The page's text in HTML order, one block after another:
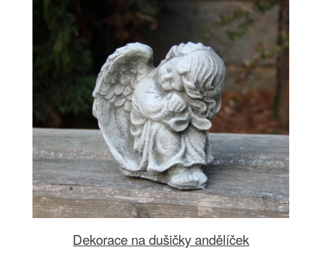
Dekorace na dušičky andělíček